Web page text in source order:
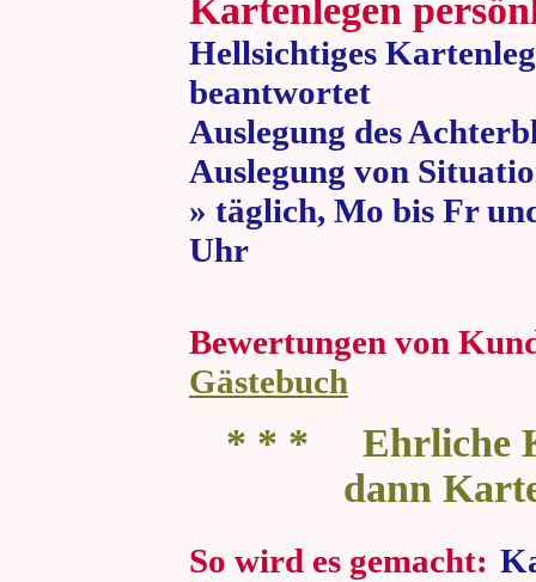
Kartenlegen
Hellsichtiges
beantwortet
Auslegung des
Auslegung von
» täglich, Mo bis Fr
Uhr » 80
Bewertungen von
Gästebuch
* * * Ehrliche
dann
So wird es gemacht: